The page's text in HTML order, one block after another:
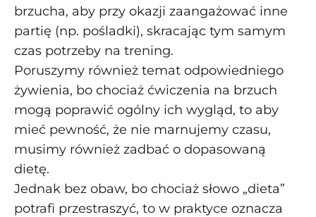
brzucha, aby przy okazji zaangażować inne
partię (np. pośladki), skracając tym samym
czas potrzeby na trening.
Poruszymy również temat odpowiedniego
żywienia, bo chociaż ćwiczenia na brzuch
mogą poprawić ogólny ich wygląd, to aby
mieć pewność, że nie marnujemy czasu,
musimy również zadbać o dopasowaną
dietę.
Jednak bez obaw, bo chociaż słowo „dieta”
potrafi przestraszyć, to w praktyce oznacza